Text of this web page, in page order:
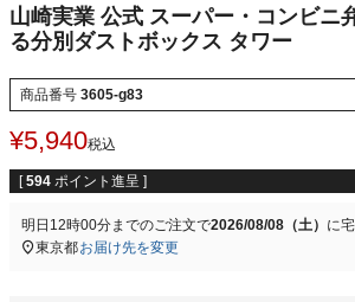
山崎実業 公式 スーパー・コンビニ
る分別ダストボックス タワー
商品番号 3605-g83
¥5,940税込
[ 594 ポイント進呈 ]
明日 12時00分までのご注文で2026/08/08（土） に
東京都お届け先を変更